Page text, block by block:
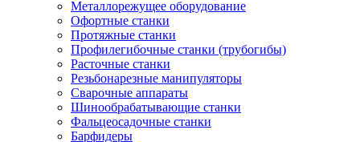
Металлорежущее оборудование
Офортные станки
Протяжные станки
Профилегибочные станки (трубогибы)
Расточные станки
Резьбонарезные манипуляторы
Сварочные аппараты
Шинообрабатывающие станки
Фальцеосадочные станки
Барфидеры